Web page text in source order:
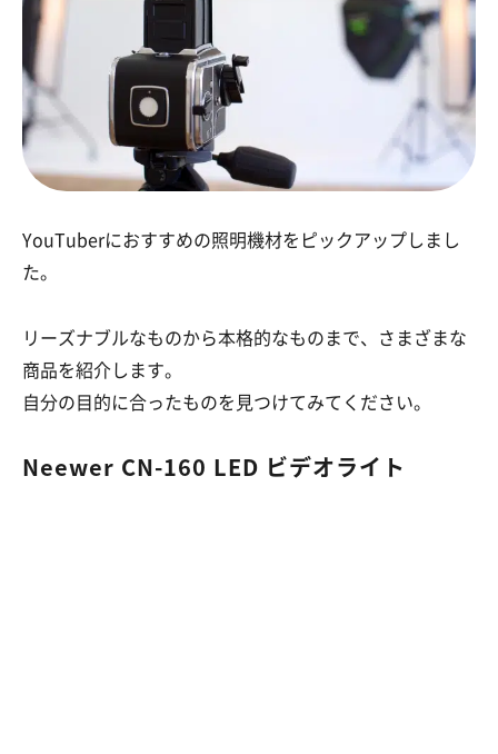
YouTuberにおすすめの照明機材をピックアップしまし
た。
リーズナブルなものから本格的なものまで、さまざまな
商品を紹介します。
自分の目的に合ったものを見つけてみてください。
Neewer CN-160 LED ビデオライト